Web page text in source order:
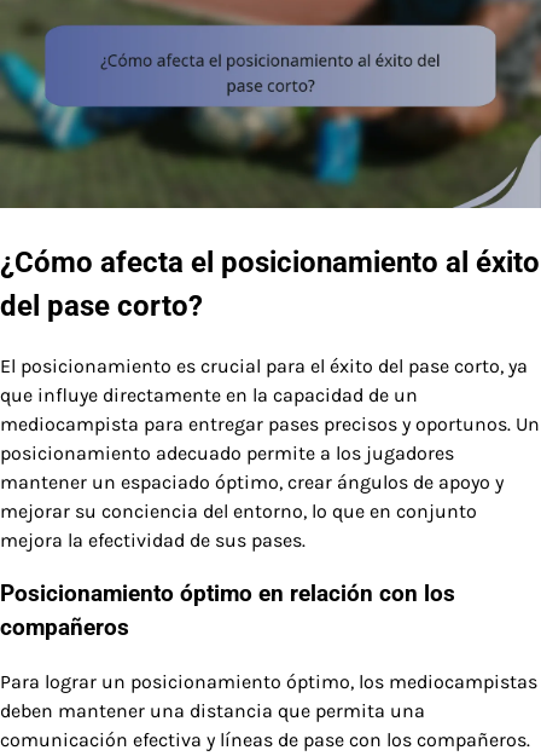
¿Cómo afecta el posicionamiento al éxito
del pase corto?
El posicionamiento es crucial para el éxito del pase corto, ya
que influye directamente en la capacidad de un
mediocampista para entregar pases precisos y oportunos. Un
posicionamiento adecuado permite a los jugadores
mantener un espaciado óptimo, crear ángulos de apoyo y
mejorar su conciencia del entorno, lo que en conjunto
mejora la efectividad de sus pases.
Posicionamiento óptimo en relación con los
compañeros
Para lograr un posicionamiento óptimo, los mediocampistas
deben mantener una distancia que permita una
comunicación efectiva y líneas de pase con los compañeros.